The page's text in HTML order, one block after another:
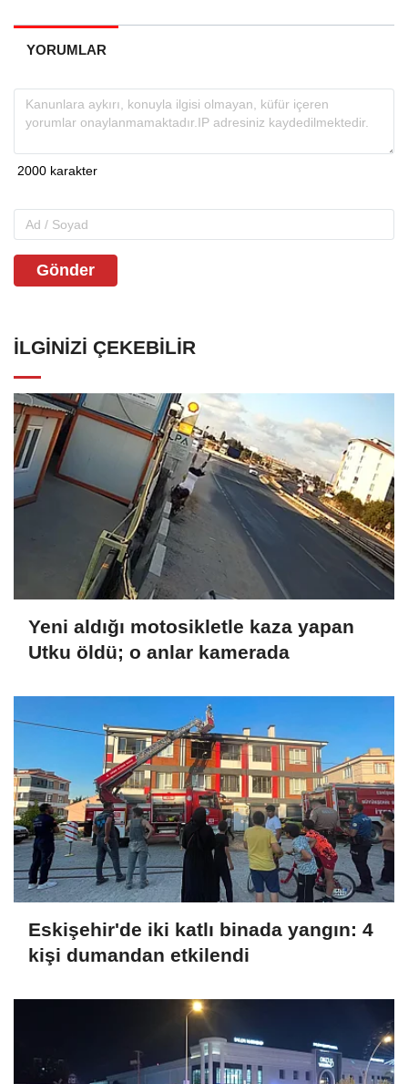
YORUMLAR
Gönder
İLGINIZI ÇEKEBILIR
Yeni aldığı motosikletle kaza yapan
Utku öldü; o anlar kamerada
Eskişehir'de iki katlı binada yangın: 4
kişi dumandan etkilendi